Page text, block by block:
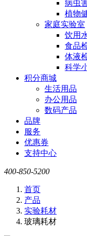
病虫
植物
家庭实验室
饮用
食品
体液
科学
积分商城
生活用品
办公用品
数码产品
品牌
服务
优惠券
支持中心
400-850-5200
首页
产品
实验耗材
玻璃耗材